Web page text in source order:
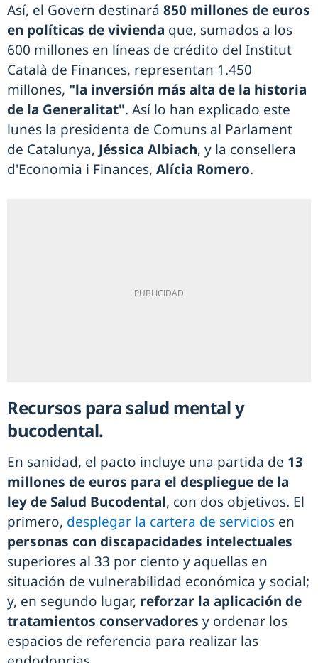
Así, el Govern destinará 850 millones de euros
en políticas de vivienda que, sumados a los
600 millones en líneas de crédito del Institut
Català de Finances, representan 1.450
millones, "la inversión más alta de la historia
de la Generalitat". Así lo han explicado este
lunes la presidenta de Comuns al Parlament
de Catalunya, Jéssica Albiach, y la consellera
d'Economia i Finances, Alícia Romero.
Recursos para salud mental y
bucodental.
En sanidad, el pacto incluye una partida de 13
millones de euros para el despliegue de la
ley de Salud Bucodental, con dos objetivos. El
primero, desplegar la cartera de servicios en
personas con discapacidades intelectuales
superiores al 33 por ciento y aquellas en
situación de vulnerabilidad económica y social;
y, en segundo lugar, reforzar la aplicación de
tratamientos conservadores y ordenar los
espacios de referencia para realizar las